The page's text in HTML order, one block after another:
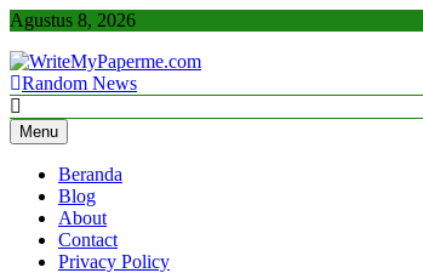
Skip
content
Agustus 8, 2026
WriteMyPaperme.com
Bisnis, Kuliner, Teknologi
Random News
Menu
Beranda
Blog
About
Contact
Privacy Policy